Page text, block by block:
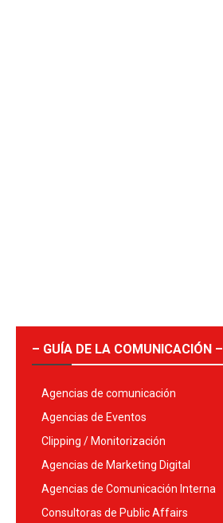
– GUÍA DE LA COMUNICACIÓN –
Agencias de comunicación
Agencias de Eventos
Clipping / Monitorización
Agencias de Marketing Digital
Agencias de Comunicación Interna
Consultoras de Public Affairs